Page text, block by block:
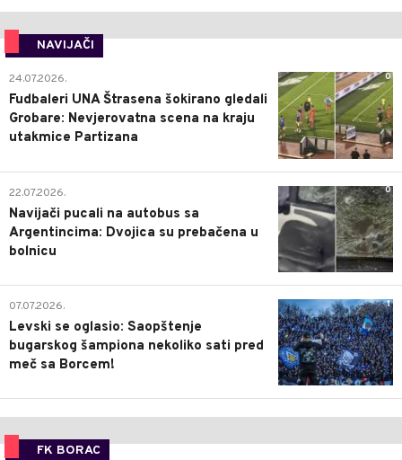
NAVIJAČI
0
24.07.2026.
Fudbaleri UNA Štrasena šokirano gledali
Grobare: Nevjerovatna scena na kraju
utakmice Partizana
0
22.07.2026.
Navijači pucali na autobus sa
Argentincima: Dvojica su prebačena u
bolnicu
1
07.07.2026.
Levski se oglasio: Saopštenje
bugarskog šampiona nekoliko sati pred
meč sa Borcem!
FK BORAC